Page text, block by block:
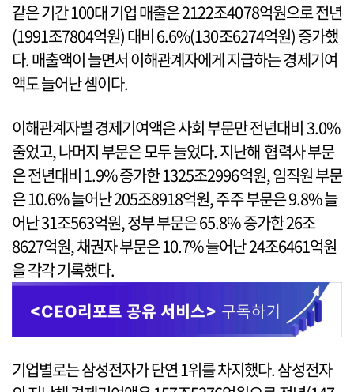
같은 기간 100대 기업 매출은 2122조4078억원으로 전년
(1991조7804억원) 대비 6.6%(130조6274억원) 증가했
다. 매출액이 늘면서 이해관계자에게 지급하는 경제기여
액도 늘어난 셈이다.
이해관계자별 경제기여액은 사회 부문만 전년대비 3.0%
줄었고, 나머지 부문은 모두 늘었다. 지난해 협력사 부문
은 전년대비 1.9% 증가한 1325조2996억원, 임직원 부문
은 10.6% 늘어난 205조8918억원, 주주 부문은 9.8% 늘
어난 31조563억원, 정부 부문은 65.8% 증가한 26조
8627억원, 채권자 부문은 10.7% 늘어난 24조6461억원
을 각각 기록했다.
기업별로는 삼성전자가 단연 1위를 차지했다. 삼성전자